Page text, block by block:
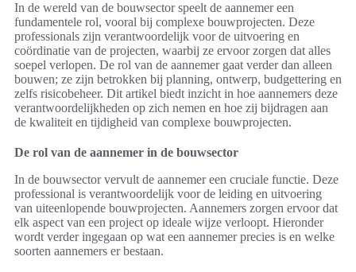
In de wereld van de bouwsector speelt de aannemer een
fundamentele rol, vooral bij complexe bouwprojecten. Deze
professionals zijn verantwoordelijk voor de uitvoering en
coördinatie van de projecten, waarbij ze ervoor zorgen dat alles
soepel verlopen. De rol van de aannemer gaat verder dan alleen
bouwen; ze zijn betrokken bij planning, ontwerp, budgettering en
zelfs risicobeheer. Dit artikel biedt inzicht in hoe aannemers deze
verantwoordelijkheden op zich nemen en hoe zij bijdragen aan
de kwaliteit en tijdigheid van complexe bouwprojecten.
De rol van de aannemer in de bouwsector
In de bouwsector vervult de aannemer een cruciale functie. Deze
professional is verantwoordelijk voor de leiding en uitvoering
van uiteenlopende bouwprojecten. Aannemers zorgen ervoor dat
elk aspect van een project op ideale wijze verloopt. Hieronder
wordt verder ingegaan op wat een aannemer precies is en welke
soorten aannemers er bestaan.